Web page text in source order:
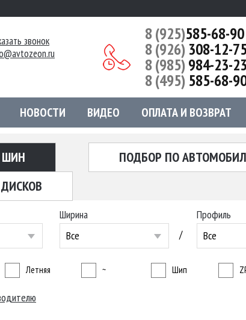
звонок
8 (925)585-68-90
8 (926) 308-12-
8 (985)984-23-23
8 (495) 585-68-
НОВОСТИ ВИДЕО ОПЛАТА И ВОЗВРАТ
ПОДБОР ПО
Ширина
Все
/
Профиль
Все
Летняя ~ Шип